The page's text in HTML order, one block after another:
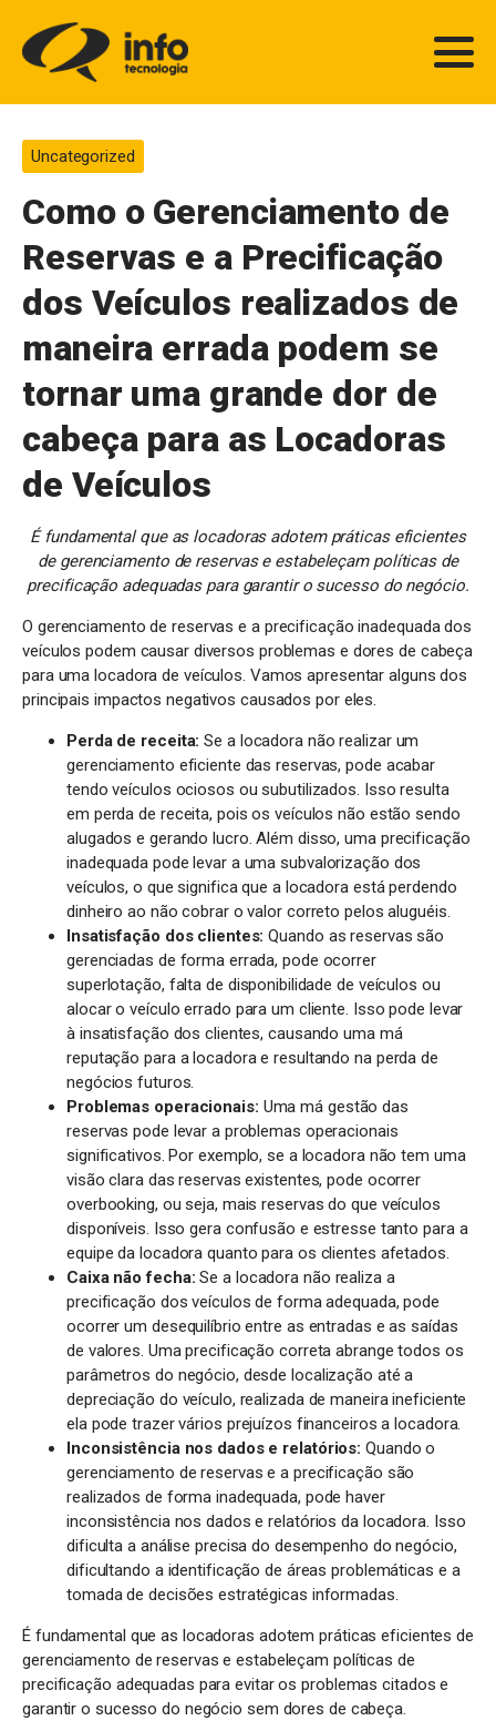
Uncategorized
Como o Gerenciamento de
Reservas e a Precificação
dos Veículos realizados de
maneira errada podem se
tornar uma grande dor de
cabeça para as Locadoras
de Veículos
É fundamental que as locadoras adotem práticas eficientes
de gerenciamento de reservas e estabeleçam políticas de
precificação adequadas para garantir o sucesso do negócio.
O gerenciamento de reservas e a precificação inadequada dos
veículos podem causar diversos problemas e dores de cabeça
para uma locadora de veículos. Vamos apresentar alguns dos
principais impactos negativos causados por eles.
Perda de receita: Se a locadora não realizar um
gerenciamento eficiente das reservas, pode acabar
tendo veículos ociosos ou subutilizados. Isso resulta
em perda de receita, pois os veículos não estão sendo
alugados e gerando lucro. Além disso, uma precificação
inadequada pode levar a uma subvalorização dos
veículos, o que significa que a locadora está perdendo
dinheiro ao não cobrar o valor correto pelos aluguéis.
Insatisfação dos clientes: Quando as reservas são
gerenciadas de forma errada, pode ocorrer
superlotação, falta de disponibilidade de veículos ou
alocar o veículo errado para um cliente. Isso pode levar
à insatisfação dos clientes, causando uma má
reputação para a locadora e resultando na perda de
negócios futuros.
Problemas operacionais: Uma má gestão das
reservas pode levar a problemas operacionais
significativos. Por exemplo, se a locadora não tem uma
visão clara das reservas existentes, pode ocorrer
overbooking, ou seja, mais reservas do que veículos
disponíveis. Isso gera confusão e estresse tanto para a
equipe da locadora quanto para os clientes afetados.
Caixa não fecha: Se a locadora não realiza a
precificação dos veículos de forma adequada, pode
ocorrer um desequilíbrio entre as entradas e as saídas
de valores. Uma precificação correta abrange todos os
parâmetros do negócio, desde localização até a
depreciação do veículo, realizada de maneira ineficiente
ela pode trazer vários prejuízos financeiros a locadora.
Inconsistência nos dados e relatórios: Quando o
gerenciamento de reservas e a precificação são
realizados de forma inadequada, pode haver
inconsistência nos dados e relatórios da locadora. Isso
dificulta a análise precisa do desempenho do negócio,
dificultando a identificação de áreas problemáticas e a
tomada de decisões estratégicas informadas.
É fundamental que as locadoras adotem práticas eficientes de
gerenciamento de reservas e estabeleçam políticas de
precificação adequadas para evitar os problemas citados e
garantir o sucesso do negócio sem dores de cabeça.